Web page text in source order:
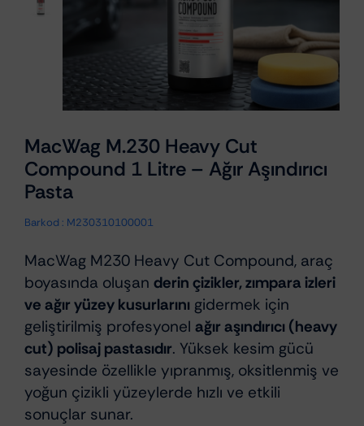
MacWag M.230 Heavy Cut
Compound 1 Litre – Ağır Aşındırıcı
Pasta
Barkod : M230310100001
MacWag M230 Heavy Cut Compound, araç
boyasında oluşan derin çizikler, zımpara izleri
ve ağır yüzey kusurlarını gidermek için
geliştirilmiş profesyonel ağır aşındırıcı (heavy
cut) polisaj pastasıdır. Yüksek kesim gücü
sayesinde özellikle yıpranmış, oksitlenmiş ve
yoğun çizikli yüzeylerde hızlı ve etkili
sonuçlar sunar.